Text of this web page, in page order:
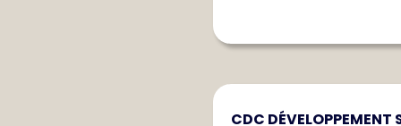
CDC DÉVELOPPEMENT